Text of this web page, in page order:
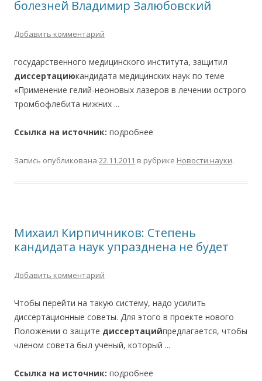
болезней Владимир Залюбовский
Добавить комментарий
государственного медицинского института, защитил
диссертациюкандидата медицинских наук по теме
«Применение гелий-неоновых лазеров в лечении острого
тромбофлебита нижних ...
Ссылка на источник: подробнее
Запись опубликована 22.11.2011 в рубрике Новости науки.
Михаил Кирпичников: Степень
кандидата наук упразднена не будет
Добавить комментарий
Чтобы перейти на такую систему, надо усилить
диссертационные советы. Для этого в проекте нового
Положении о защите диссертацийпредлагается, чтобы
членом совета был ученый, который ...
Ссылка на источник: подробнее